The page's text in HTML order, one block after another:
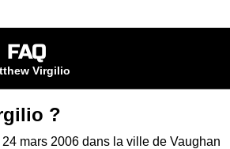
FAQ
Virgilio
?
mars 2006 dans la ville de Vaughan